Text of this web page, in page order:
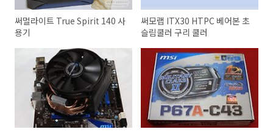
써멀라이트 True Spirit 140 사
용기
써모랩 ITX30 HTPC 베어본 초
슬림쿨러 구리 쿨러